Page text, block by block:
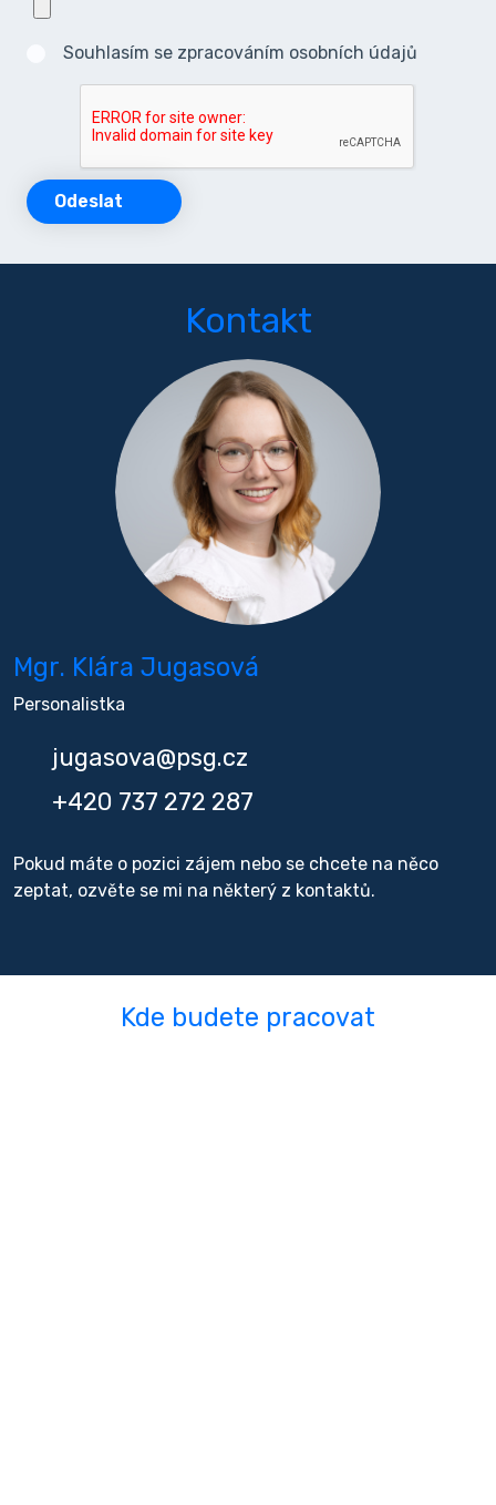
Souhlasím se zpracováním osobních údajů
Odeslat
Kontakt
Mgr. Klára Jugasová
Personalistka
jugasova@psg.cz
+420 737 272 287
Pokud máte o pozici zájem nebo se chcete na něco
zeptat, ozvěte se mi na některý z kontaktů.
Kde budete pracovat